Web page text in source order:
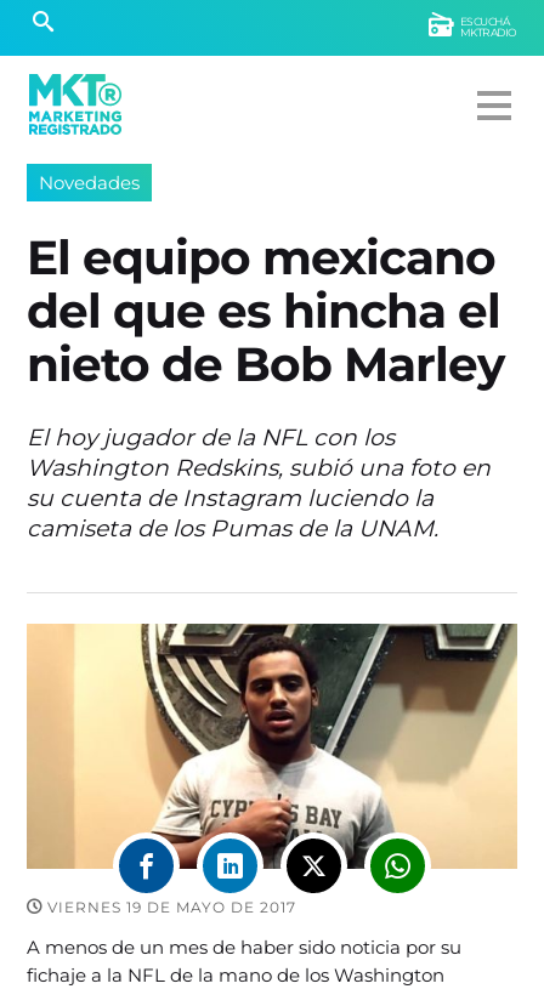
ESCUCHÁ
MKTRADIO
Novedades
El equipo mexicano
del que es hincha el
nieto de Bob Marley
El hoy jugador de la NFL con los
Washington Redskins, subió una foto en
su cuenta de Instagram luciendo la
camiseta de los Pumas de la UNAM.
VIERNES 19 DE MAYO DE 2017
A menos de un mes de haber sido noticia por su
fichaje a la NFL de la mano de los Washington